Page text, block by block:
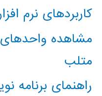
کاربردهای نرم
مشاهده واحدهای
متلب
راهنمای برنامه